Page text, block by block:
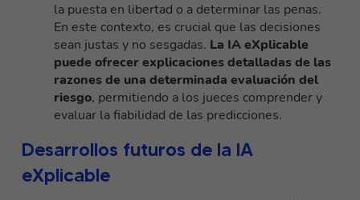
la puesta en libertad o a determinar las penas.
En este contexto, es crucial que las decisiones
sean justas y no sesgadas. La IA eXplicable
puede ofrecer explicaciones detalladas de las
razones de una determinada evaluación del
riesgo, permitiendo a los jueces comprender y
evaluar la fiabilidad de las predicciones.
Desarrollos futuros de la IA
eXplicable